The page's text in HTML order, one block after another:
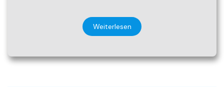
Weiterlesen